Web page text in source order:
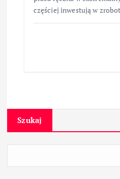
częściej inwestują w
Szukaj